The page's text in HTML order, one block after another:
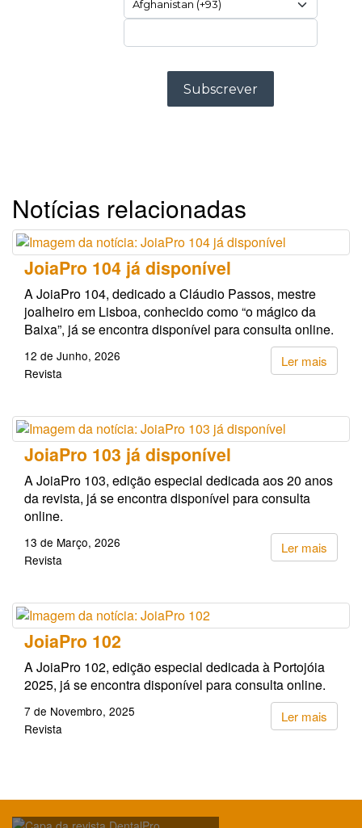
Notícias relacionadas
JoiaPro 104 já disponível
A JoiaPro 104, dedicado a Cláudio Passos, mestre
joalheiro em Lisboa, conhecido como “o mágico da
Baixa”, já se encontra disponível para consulta online.
Ler mais
12 de Junho, 2026
Revista
JoiaPro 103 já disponível
A JoiaPro 103, edição especial dedicada aos 20 anos
da revista, já se encontra disponível para consulta
online.
Ler mais
13 de Março, 2026
Revista
JoiaPro 102
A JoiaPro 102, edição especial dedicada à Portojóia
2025, já se encontra disponível para consulta online.
Ler mais
7 de Novembro, 2025
Revista